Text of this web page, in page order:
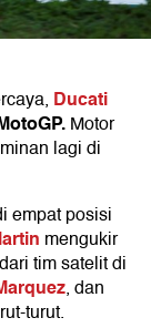
Ducati
.Motor
lagi di
empat posisi
mengukir
tim satelit di
, dan
turut.